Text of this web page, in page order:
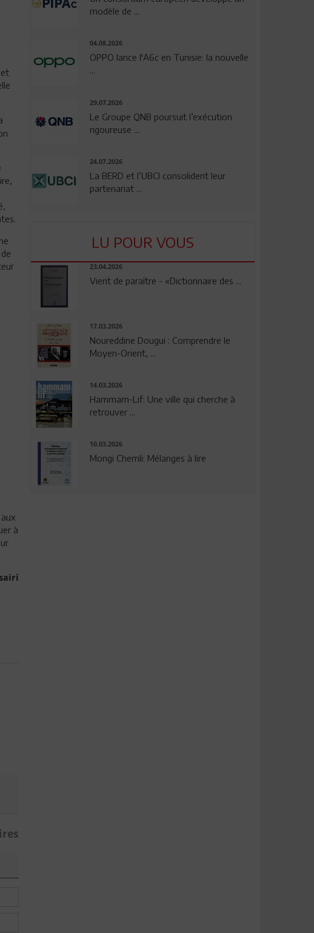
à
modèle de ...
04.08.2026
OPPO lance l'A6c en Tunisie: la nouvelle
...
29.07.2026
Le Groupe QNB poursuit l’exécution
rigoureuse ...
24.07.2026
La BERD et l’UBCI consolident leur
partenariat ...
LU POUR VOUS
23.04.2026
Vient de paraître - «Dictionnaire des ...
17.03.2026
Noureddine Dougui : Comprendre le
Moyen-Orient, ...
14.03.2026
Hammam-Lif: Une ville qui cherche à
retrouver ...
10.03.2026
Mongi Chemli: Mélanges à lire